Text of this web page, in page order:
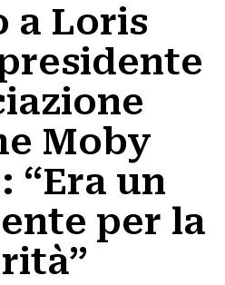
a Loris
Moby
“Era un
per la